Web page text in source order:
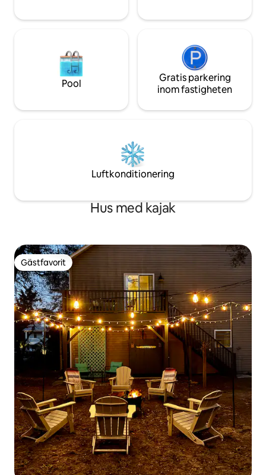
Pool
Gratis parkering
inom fastigheten
Luftkonditionering
Hus med kajak
Gästfavorit
Gästfavorit